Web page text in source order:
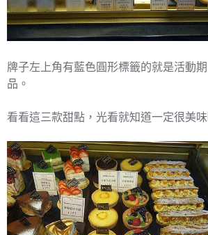
牌子左上角有藍色圓形標籤的就是活動
品。
看看這三款甜點，光看就知道一定很美